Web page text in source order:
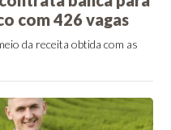
com 426 vagas
da receita obtida com as